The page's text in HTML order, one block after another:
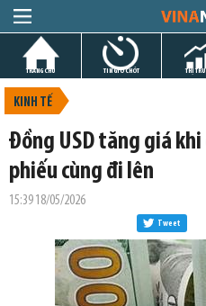
TRANG CHỦ TIN GIỜ CHÓT THỊ
KINH TẾ
Đồng USD tăng giá
phiếu cùng đi lên
15:39 18/05/2026
Tweet